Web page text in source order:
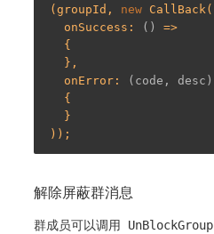
(groupId, new CallBack(
  onSuccess:
()
=>
  onError:
(code, desc)
解除屏蔽群消息
群成员可以调用 UnBlockGroup